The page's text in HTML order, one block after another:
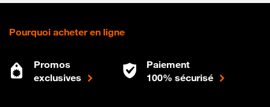
Pourquoi acheter en ligne
Promos
exclusives
Paiement
100% sécurisé